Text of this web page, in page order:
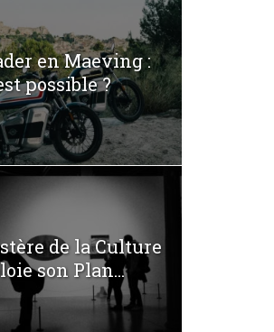
en Maeving :
possible ?
de la Culture
son Plan...